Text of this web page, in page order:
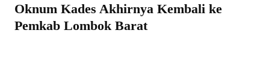
Oknum Kades Akhirnya Kembali ke
Pemkab Lombok Barat